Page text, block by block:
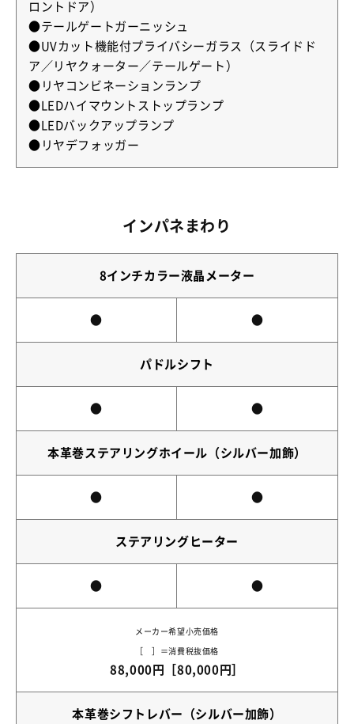
ロントドア）
●テールゲートガーニッシュ
●UVカット機能付プライバシーガラス（スライドド
ア／リヤクォーター／テールゲート）
●リヤコンビネーションランプ
●LEDハイマウントストップランプ
●LEDバックアップランプ
●リヤデフォッガー
インパネまわり
8インチカラー液晶メーター
● ●
パドルシフト
● ●
本革巻ステアリングホイール（シルバー加飾）
● ●
ステアリングヒーター
● ●
メーカー希望小売価格
［ ］＝消費税抜価格
88,000円［80,000円］
本革巻シフトレバー（シルバー加飾）